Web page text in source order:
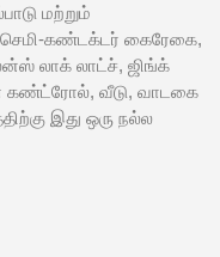
மற்றும்
செமி-கண்டக்டர் கைரேகை,
லாக் லாட்ச், ஜிங்க்
வீடு, வாடகை
இது ஒரு நல்ல